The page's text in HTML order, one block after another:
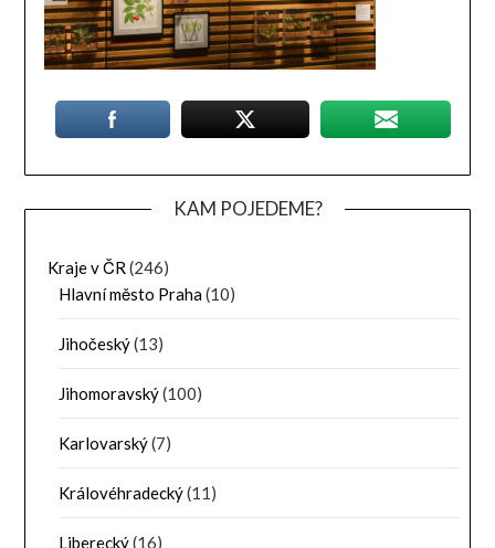
KAM POJEDEME?
Kraje v ČR (246)
Hlavní město Praha(10)
Jihočeský(13)
Jihomoravský(100)
Karlovarský(7)
Královéhradecký(11)
Liberecký(16)